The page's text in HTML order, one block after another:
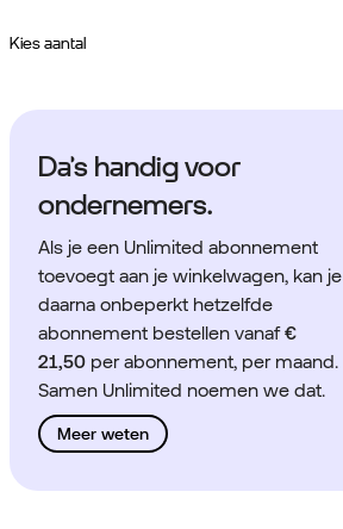
Kies aantal
Da’s handig voor
ondernemers.
Als je een Unlimited abonnement
toevoegt aan je winkelwagen, kan je
daarna onbeperkt hetzelfde
abonnement bestellen vanaf€
21,50 per abonnement, per maand.
Samen Unlimited noemen we dat.
Meer weten